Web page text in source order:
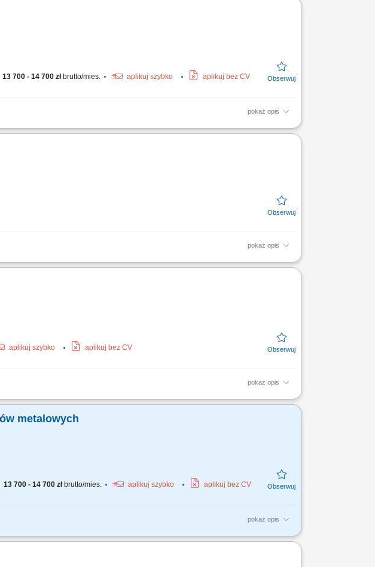
13 700 - 14 700 złbrutto/mies. aplikuj szybko aplikuj bez CV
pokaż opis
stalowych; Zdejmowanie naddatków i wyrównywanie krawędzi ręczną
pokaż opis
Szpachlowanie ubytków oraz dokładne przygotowywanie
aplikuj szybko aplikuj bez CV
pokaż opis
technicznego, montaż konstrukcji stalowych na placach budowy,
metalowych
13 700 - 14 700 złbrutto/mies. aplikuj szybko aplikuj bez CV
pokaż opis
nakładanie powłok ochronnych na elementy metalowe zgodnie z